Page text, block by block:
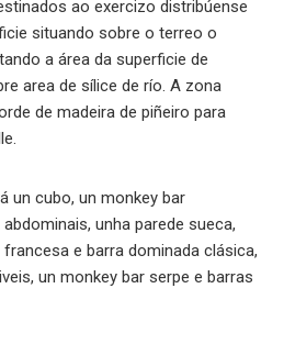
ao exercizo distribúense
situando sobre o terreo o
a área da superficie de
area de sílice de río. A zona
de madeira de piñeiro para
un cubo, un monkey bar
unha parede sueca,
e barra dominada clásica,
un monkey bar serpe e barras